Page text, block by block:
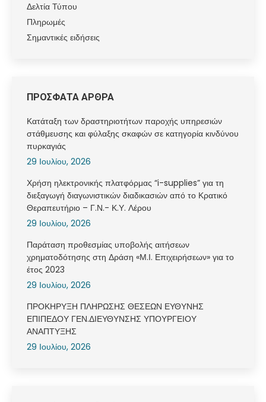
Δελτία Τύπου
Πληρωμές
Σημαντικές ειδήσεις
ΠΡΟΣΦΑΤΑ ΑΡΘΡΑ
Κατάταξη των δραστηριοτήτων παροχής υπηρεσιών
στάθμευσης και φύλαξης σκαφών σε κατηγορία κινδύνου
πυρκαγιάς
29 Ιουλίου, 2026
Χρήση ηλεκτρονικής πλατφόρμας “i-supplies” για τη
διεξαγωγή διαγωνιστικών διαδικασιών από το Κρατικό
Θεραπευτήριο – Γ.Ν.- Κ.Υ. Λέρου
29 Ιουλίου, 2026
Παράταση προθεσμίας υποβολής αιτήσεων
χρηματοδότησης στη Δράση «Μ.Ι. Επιχειρήσεων» για το
έτος 2023
29 Ιουλίου, 2026
ΠΡΟΚΗΡΥΞΗ ΠΛΗΡΩΣΗΣ ΘΕΣΕΩΝ ΕΥΘΥΝΗΣ
ΕΠΙΠΕΔΟΥ ΓΕΝ.ΔΙΕΥΘΥΝΣΗΣ ΥΠΟΥΡΓΕΙΟΥ
ΑΝΑΠΤΥΞΗΣ
29 Ιουλίου, 2026